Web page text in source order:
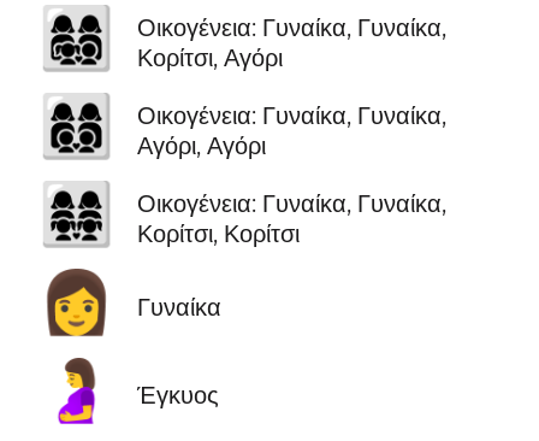
👩‍👩‍👧‍👦
Οικογένεια: Γυναίκα, Γυναίκα,
Κορίτσι, Αγόρι
👩‍👩‍👦‍👦
Οικογένεια: Γυναίκα, Γυναίκα,
Αγόρι, Αγόρι
👩‍👩‍👧‍👧
Οικογένεια: Γυναίκα, Γυναίκα,
Κορίτσι, Κορίτσι
👩 Γυναίκα
🤰 Έγκυος